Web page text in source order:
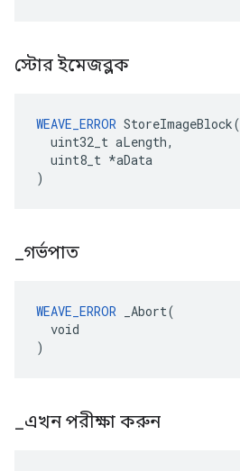
স্টোর ইমেজব্লক
WEAVE_ERROR StoreImageBlock(
  uint32_t aLength,
  uint8_t *aData
)
গর্ভপাত
WEAVE_ERROR _Abort(
  void
)
এখন পরীক্ষা করুন